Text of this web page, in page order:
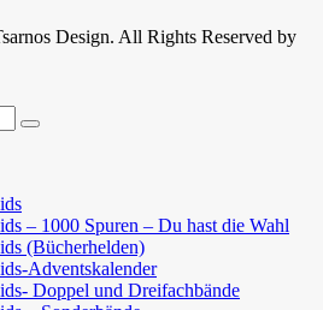
Design. All Rights Reserved by
– 1000 Spuren – Du hast die Wahl
(Bücherhelden)
Adventskalender
Doppel und Dreifachbände